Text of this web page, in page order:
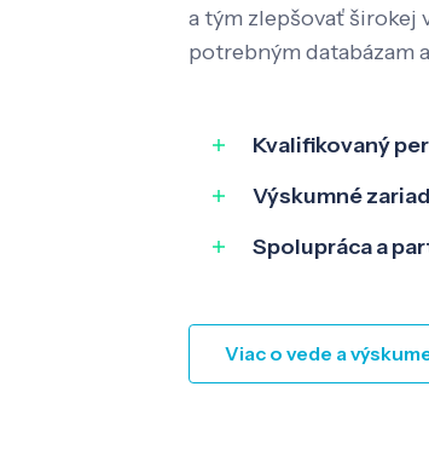
a tým zlepšovať širokej
potrebným databázam
Kvalifikovaný
Výskumné
Spolupráca a
Viac o vede a